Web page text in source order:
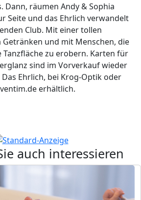
Dann, räumen Andy & Sophia
Seite und das Ehrlich verwandelt
Club. Mit einer tollen
und mit Menschen, die
zu erobern. Karten für
sind im Vorverkauf wieder
Ehrlich, bei Krog-Optik oder
erhältlich.
auch interessieren